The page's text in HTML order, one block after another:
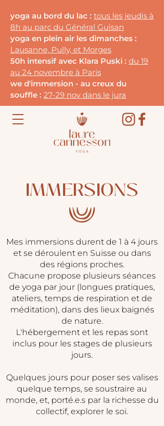
yoga au bord du lac : tous les jeudis à
8h au parc du Général Guisan
yoga en plein air les dimanches :
Lausanne, Pully, et Morges
50h intensif avec Klara Puski : du 19
au 24 novembre à Paris
we d'immersion - au creux du
souffle : 27-29 nov dans le jura
IMMERSIONS
Mes immersions durent de 1 à 4 jours
et se déroulent en Suisse ou dans
des régions proches.
Chacune propose plusieurs séances
de yoga par jour (longues pratiques,
ateliers, temps de respiration et de
méditation), dans des lieux baignés
de nature.
L'hébergement et les repas sont
inclus pour les stages de plusieurs
jours.
Quelques jours pour poser ses valises
quelque temps, se soustraire au
monde, et, porté.e.s par la richesse du
collectif, explorer le soi.